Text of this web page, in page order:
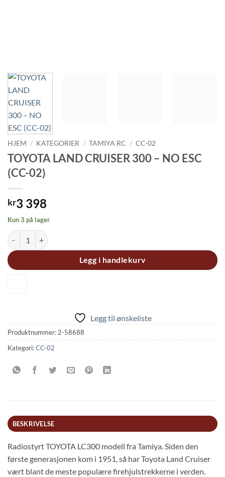
HJEM / KATEGORIER / TAMIYA RC / CC-02
TOYOTA LAND CRUISER 300 – NO ESC
(CC-02)
kr3 398
Kun 3 på lager
TOYOTA LAND CRUISER 300 – NO ESC (CC-02) antall
Legg i handlekurv
Legg til ønskeliste
Produktnummer: 2-58688
Kategori:CC-02
BESKRIVELSE
Radiostyrt TOYOTA LC300 modell fra Tamiya. Siden den
første generasjonen kom i 1951, så har Toyota Land Cruiser
vært blant de meste populære firehjulstrekkerne i verden.